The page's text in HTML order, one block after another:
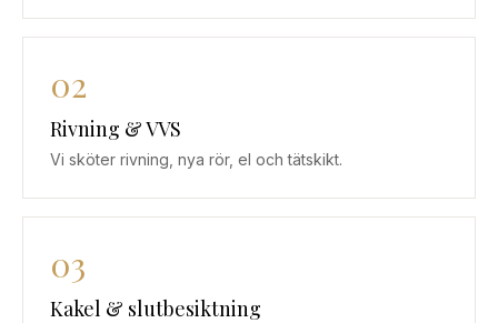
02
Rivning & VVS
Vi sköter rivning, nya rör, el och tätskikt.
03
Kakel & slutbesiktning